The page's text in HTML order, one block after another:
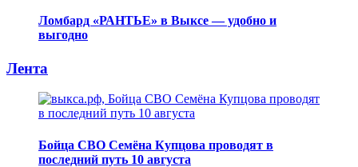
Ломбард «РАНТЬЕ» в Выксе — удобно и
выгодно
Лента
Бойца СВО Семёна Купцова проводят в
последний путь 10 августа